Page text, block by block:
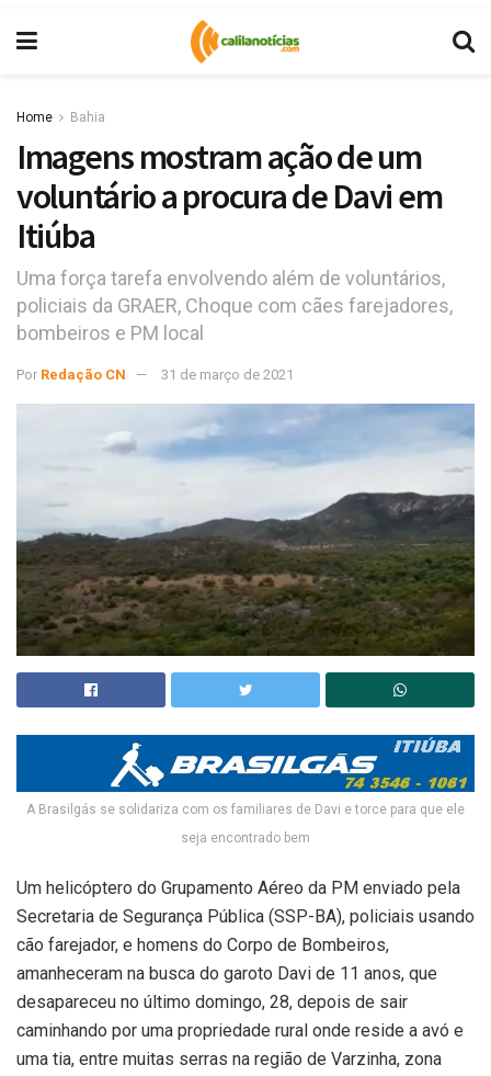
Home Bahia
Imagens mostram ação de um
voluntário a procura de Davi em
Itiúba
Uma força tarefa envolvendo além de voluntários,
policiais da GRAER, Choque com cães farejadores,
bombeiros e PM local
Por Redação CN 31 de março de 2021
A Brasilgás se solidariza com os familiares de Davi e torce para que ele
seja encontrado bem
Um helicóptero do Grupamento Aéreo da PM enviado pela
Secretaria de Segurança Pública (SSP-BA), policiais usando
cão farejador, e homens do Corpo de Bombeiros,
amanheceram na busca do garoto Davi de 11 anos, que
desapareceu no último domingo, 28, depois de sair
caminhando por uma propriedade rural onde reside a avó e
uma tia, entre muitas serras na região de Varzinha, zona